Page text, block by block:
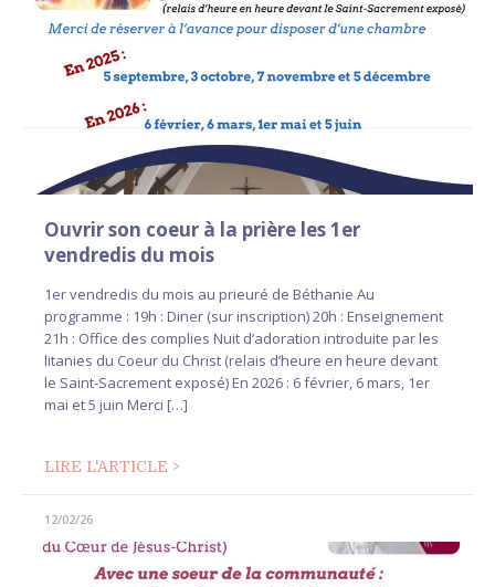
Ouvrir son coeur à la prière les 1er
vendredis du mois
1er vendredis du mois au prieuré de Béthanie Au
programme : 19h : Diner (sur inscription) 20h : Enseignement
21h : Office des complies Nuit d’adoration introduite par les
litanies du Coeur du Christ (relais d’heure en heure devant
le Saint-Sacrement exposé) En 2026 : 6 février, 6 mars, 1er
mai et 5 juin Merci […]
LIRE L'ARTICLE >
12/02/26